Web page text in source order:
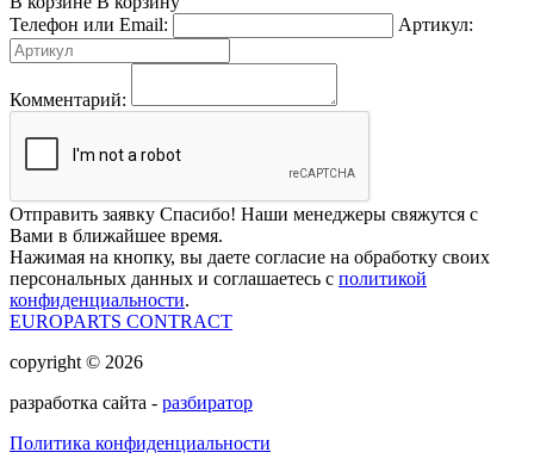
Телефон или Email:
Артикул:
Комментарий:
Отправить заявку Спасибо! Наши менеджеры свяжутся с
Вами в ближайшее время.
Нажимая на кнопку, вы даете согласие на обработку своих
персональных данных и соглашаетесь с политикой
конфиденциальности.
EUROPARTS CONTRACT
copyright © 2026
разработка сайта - разбиратор
Политика конфиденциальности